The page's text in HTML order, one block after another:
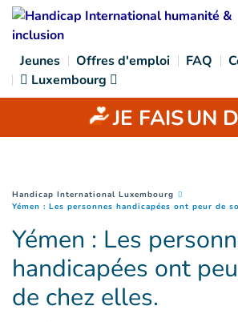
Goto main content
Jeunes Offres d'emploi FAQ
Luxembourg
JE FAISUN
You are here :
Handicap International Luxembourg
Yémen : Les personnes handicapées ont peur de
Yémen : Les
handicapées ont
de chez elles.